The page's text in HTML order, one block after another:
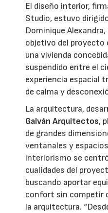
El diseño interior,
Studio, estuvo
Dominique
objetivo del proyecto
una vivienda
suspendido entre el
experiencia espacial
de calma y
La arquitectura,
Galván Arquitectos,
de grandes
ventanales y
interiorismo se
cualidades del
buscando aportar
confort sin competir
la arquitectura.